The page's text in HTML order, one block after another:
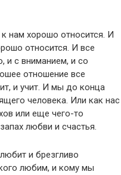
нам хорошо относится. И
относится. И все
и с вниманием, и со
отношение все
и учит. И мы до конца
человека. Или как нас
или еще чего-то
любви и счастья.
и брезгливо
любим, и кому мы